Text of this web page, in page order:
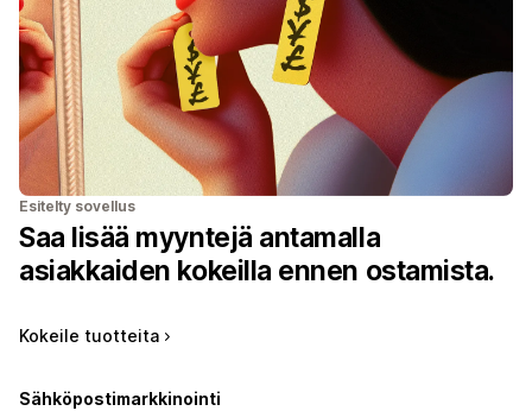
Esitelty sovellus
Saa lisää myyntejä antamalla
asiakkaiden kokeilla ennen ostamista.
Kokeile tuotteita
Sähköpostimarkkinointi